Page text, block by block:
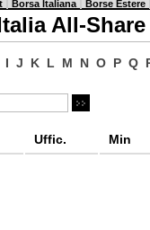
Borsa Italiana Borse Estere
All-Share
I J K L M N O P Q
Uffic. Min